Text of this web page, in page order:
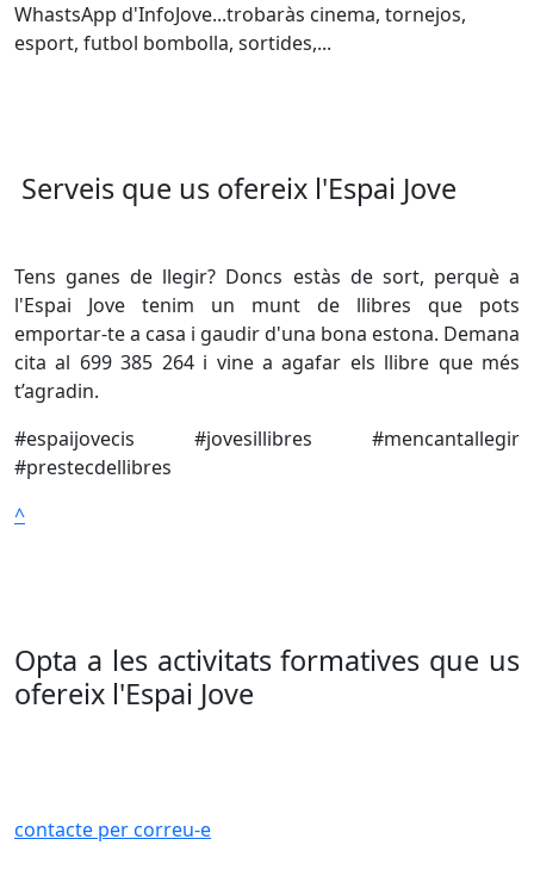
WhastsApp d'InfoJove...trobaràs cinema, tornejos,
esport, futbol bombolla, sortides,...
Serveis que us ofereix l'Espai Jove
Tens ganes de llegir? Doncs estàs de sort, perquè a
l'Espai Jove tenim un munt de llibres que pots
emportar-te a casa i gaudir d'una bona estona. Demana
cita al 699 385 264 i vine a agafar els llibre que més
t’agradin.
#espaijovecis #jovesillibres #mencantallegir
#prestecdellibres
^
Opta a les activitats formatives que us
ofereix l'Espai Jove
contacte per correu-e